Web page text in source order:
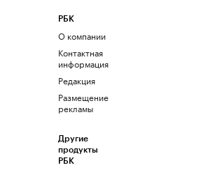
РБК
О компании
Контактная
информация
Редакция
Размещение
рекламы
Другие
продукты
РБК